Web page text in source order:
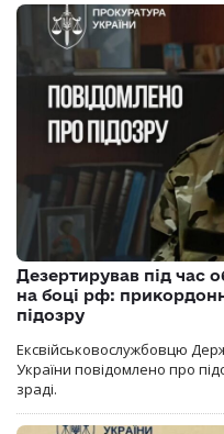
Дезертирував під час
на боці рф:
підозру
Ексвійськовослужбовцю
України повідомлено про
зраді.